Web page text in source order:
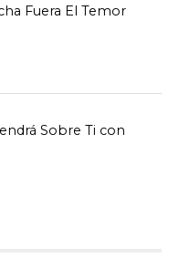
Fuera El Temor
Sobre Ti con